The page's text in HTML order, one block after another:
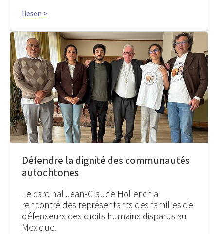
liesen >
Défendre la dignité des communautés
autochtones
Le cardinal Jean-Claude Hollerich a
rencontré des représentants des familles de
défenseurs des droits humains disparus au
Mexique.